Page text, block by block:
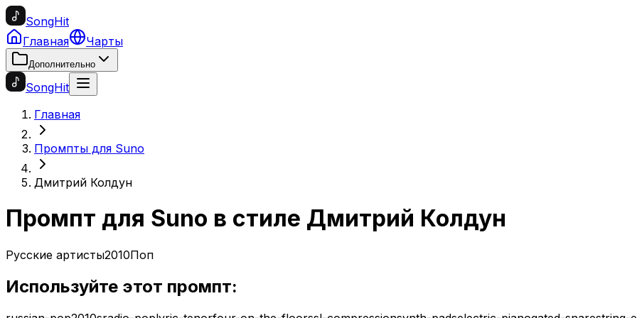
SongHit
Главная
Чарты
Дополнительно
SongHit
Главная
Промпты для Suno
Дмитрий Колдун
Промпт для Suno в стиле Дмитрий Колдун
Русские артисты2010Поп
Используйте этот промпт: